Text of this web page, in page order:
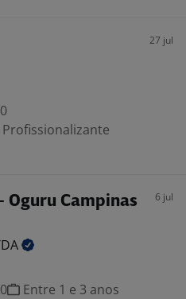
27 jul
Oguru Campinas
6 jul
Entre 1 e 3 anos